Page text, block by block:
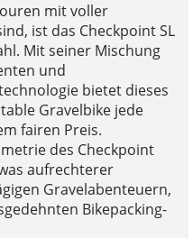
mit voller
ist das Checkpoint SL
Mit seiner Mischung
und
bietet dieses
Gravelbike jede
fairen Preis.
des Checkpoint
aufrechterer
Gravelabenteuern,
Bikepacking-